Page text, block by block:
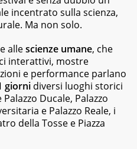
incentrato sulla scienza,
Ma non solo.
allescienze umane, che
interattivi, mostre
e performance parlano
giorni diversi luoghi storici
Palazzo Ducale, Palazzo
e Palazzo Reale, i
della Tosse e Piazza